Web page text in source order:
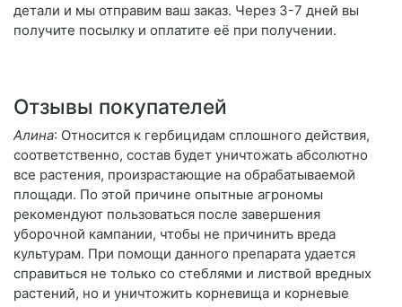
детали и мы отправим ваш заказ. Через 3-7 дней вы
получите посылку и оплатите её при получении.
Отзывы покупателей
Алина: Относится к гербицидам сплошного действия,
соответственно, состав будет уничтожать абсолютно
все растения, произрастающие на обрабатываемой
площади. По этой причине опытные агрономы
рекомендуют пользоваться после завершения
уборочной кампании, чтобы не причинить вреда
культурам. При помощи данного препарата удается
справиться не только со стеблями и листвой вредных
растений, но и уничтожить корневища и корневые